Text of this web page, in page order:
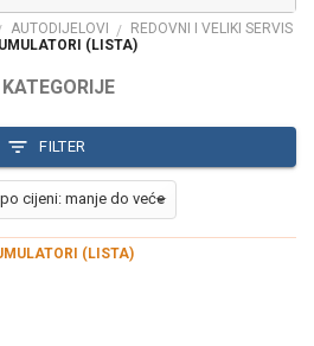
AUTODIJELOVI /
REDOVNI I VELIKI SERVIS
(LISTA)
KATEGORIJE
FILTER
(LISTA)